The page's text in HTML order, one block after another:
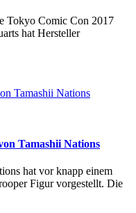
Tokyo Comic Con 2017
hat Hersteller
Tamashii Nations
hat vor knapp einem
Figur vorgestellt. Die